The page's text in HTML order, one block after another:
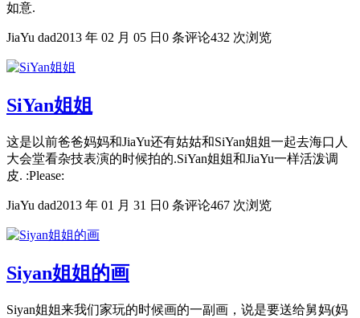
如意.
JiaYu dad2013 年 02 月 05 日 0 条评论432 次浏览
SiYan姐姐
这是以前爸爸妈妈和JiaYu还有姑姑和SiYan姐姐一起去海口人
大会堂看杂技表演的时候拍的.SiYan姐姐和JiaYu一样活泼调
皮. :Please:
JiaYu dad2013 年 01 月 31 日 0 条评论467 次浏览
Siyan姐姐的画
Siyan姐姐来我们家玩的时候画的一副画，说是要送给舅妈(妈